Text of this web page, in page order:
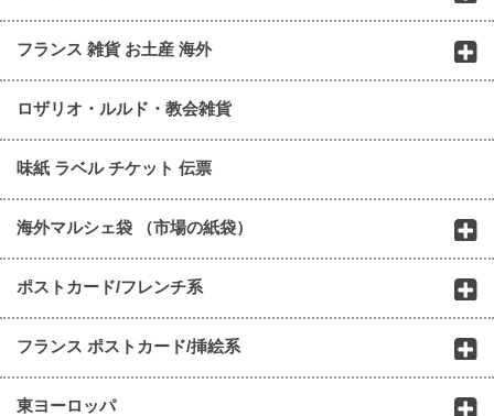
フランス 雑貨 お土産 海外
ロザリオ・ルルド・教会雑貨
味紙 ラベル チケット 伝票
海外マルシェ袋 （市場の紙袋）
ポストカード/フレンチ系
フランス ポストカード/挿絵系
東ヨーロッパ